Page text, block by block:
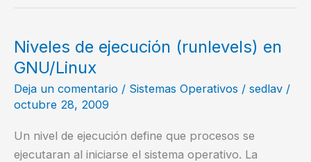
Niveles de ejecución (runlevels) en
GNU/Linux
Deja un comentario / Sistemas Operativos / sedlav /
octubre 28, 2009
Un nivel de ejecución define que procesos se
ejecutaran al iniciarse el sistema operativo. La